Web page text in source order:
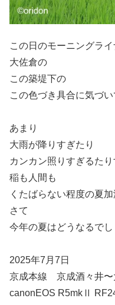
この日のモーニングラ
大佐倉の
この築堤下の
この色づき具合に気づ
あまり
大雨が降りすぎたり
カンカン照りすぎるたり
稲も人間も
くたばらない程度の夏
さて
今年の夏はどうなるでし
2025年7月7日
京成本線 京成酒々井〜
canonEOS R5mkⅡ